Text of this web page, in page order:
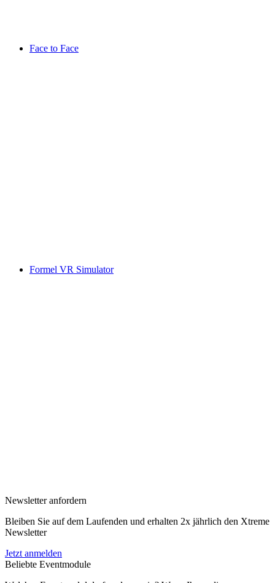
Face to Face
Formel VR Simulator
Newsletter anfordern
Bleiben Sie auf dem Laufenden und erhalten 2x jährlich den Xtreme
Newsletter
Jetzt anmelden
Beliebte Eventmodule